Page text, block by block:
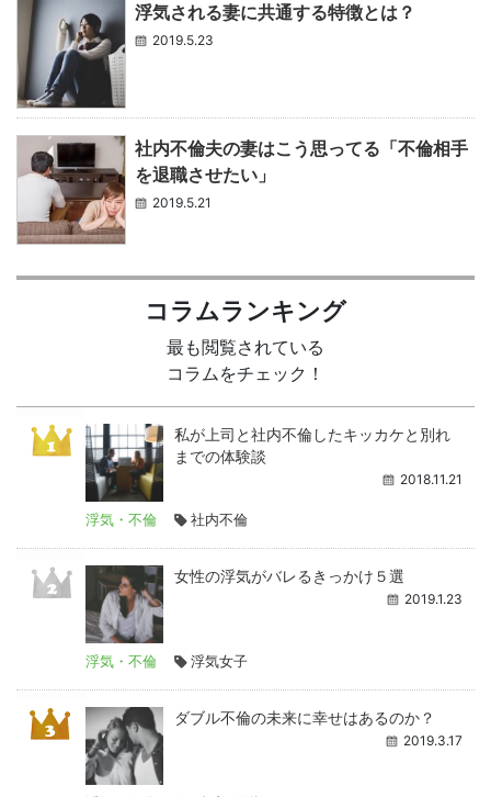
浮気される妻に共通する特徴とは？
2019.5.23
社内不倫夫の妻はこう思ってる「不倫相手
を退職させたい」
2019.5.21
コラムランキング
最も閲覧されている
コラムをチェック！
私が上司と社内不倫したキッカケと別れ
までの体験談
2018.11.21
浮気・不倫 社内不倫
女性の浮気がバレるきっかけ５選
2019.1.23
浮気・不倫 浮気女子
ダブル不倫の未来に幸せはあるのか？
2019.3.17